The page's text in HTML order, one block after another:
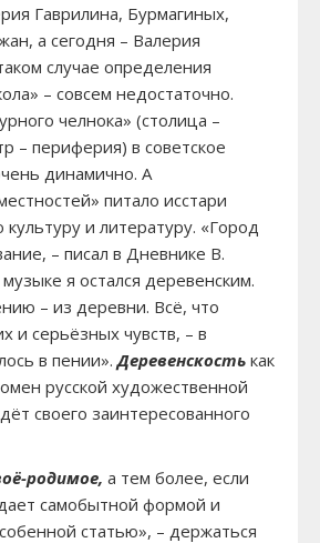
Гаврилина, Бурмагиных,
а сегодня – Валерия
случае определения
– совсем недостаточно.
челнока» (столица –
– периферия) в советское
динамично. А
питало исстари
культуру и литературу. «Город
– писал в Дневнике В.
я остался деревенским.
– из деревни. Всё, что
и серьёзных чувств, – в
в пении».Деревенскость как
русской художественной
своего заинтересованного
родимое, а тем более, если
самобытной формой и
статью», – держаться